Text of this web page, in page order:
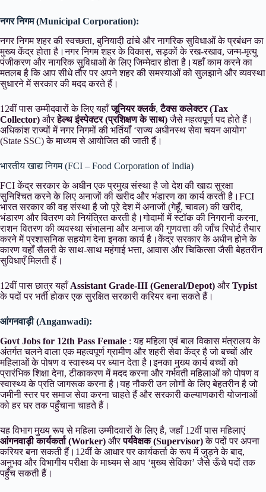
नगर निगम (Municipal Corporation):
नगर निगम शहर की स्वच्छता, बुनियादी ढांचे और नागरिक सुविधाओं के प्रबंधन का
मुख्य केंद्र होता है।नगर निगम शहर के विकास, सड़कों के रख-रखाव, जन्म-मृत्यु
पंजीकरण और नागरिक सुविधाओं के लिए जिम्मेदार होता है।यहाँ काम करने का
मतलब है कि आप सीधे तौर पर अपने शहर की समस्याओं को सुलझाने और व्यवस्था
सुधारने में सरकार की मदद करते हैं।
12वीं पास उम्मीदवारों के लिए यहाँजूनियर क्लर्क,टैक्स कलेक्टर (Tax
Collector) औरहेल्थ इंस्पेक्टर (प्रशिक्षण के साथ)जैसे महत्वपूर्ण पद होते हैं।
अधिकांश राज्यों में नगर निगमों की भर्तियाँ ‘राज्य अधीनस्थ सेवा चयन आयोग’
(State SSC) के माध्यम से आयोजित की जाती हैं।
भारतीय खाद्य निगम (FCI – Food Corporation of India)
FCI केंद्र सरकार के अधीन एक प्रमुख संस्था है जो देश की खाद्य सुरक्षा
सुनिश्चित करने के लिए अनाजों की खरीद और भंडारण का कार्य करती है।FCI
भारत सरकार की वह संस्था है जो पूरे देश में अनाजों (गेहूँ, चावल) की खरीद,
भंडारण और वितरण को नियंत्रित करती है।गोदामों में स्टॉक की निगरानी करना,
राशन वितरण की व्यवस्था संभालना और अनाज की गुणवत्ता की जाँच रिपोर्ट तैयार
करने में प्रशासनिक सहयोग देना इनका कार्य है।केंद्र सरकार के अधीन होने के
कारण यहाँ सैलरी के साथ-साथ महंगाई भत्ता, आवास और चिकित्सा जैसी बेहतरीन
सुविधाएँ मिलती हैं।
12वीं पास छात्र यहाँ Assistant Grade-III (General/Depot) औरTypist
के पदों पर भर्ती होकर एक सुरक्षित सरकारी करियर बना सकते हैं।
आंगनवाड़ी (Anganwadi):
Govt Jobs for 12th Pass Female : यह महिला एवं बाल विकास मंत्रालय के
अंतर्गत चलने वाला एक महत्वपूर्ण ग्रामीण और शहरी सेवा केंद्र है जो बच्चों और
महिलाओं के पोषण व स्वास्थ्य पर ध्यान देता है।इनका मुख्य कार्य बच्चों को
प्रारंभिक शिक्षा देना, टीकाकरण में मदद करना और गर्भवती महिलाओं को पोषण व
स्वास्थ्य के प्रति जागरूक करना है।यह नौकरी उन लोगों के लिए बेहतरीन है जो
जमीनी स्तर पर समाज सेवा करना चाहते हैं और सरकारी कल्याणकारी योजनाओं
को हर घर तक पहुँचाना चाहते हैं।
यह विभाग मुख्य रूप से महिला उम्मीदवारों के लिए है, जहाँ 12वीं पास महिलाएं
आंगनवाड़ी कार्यकर्ता (Worker) औरपर्यवेक्षक (Supervisor)के पदों पर अपना
करियर बना सकती हैं।12वीं के आधार पर कार्यकर्ता के रूप में जुड़ने के बाद,
अनुभव और विभागीय परीक्षा के माध्यम से आप ‘मुख्य सेविका’ जैसे ऊँचे पदों तक
पहुँच सकती हैं।